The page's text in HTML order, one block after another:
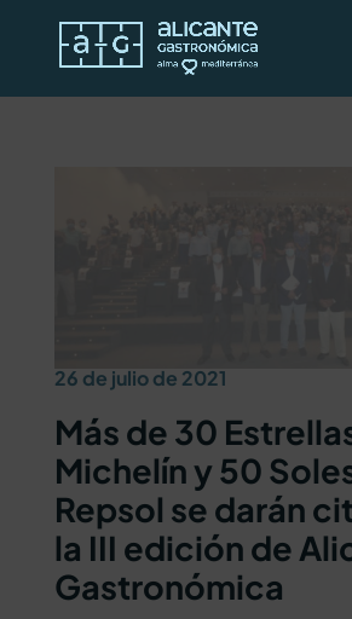
26 de julio de 2021
Más de 30
Michelín y 50
Repsol se darán
la III edición de
Gastronómica